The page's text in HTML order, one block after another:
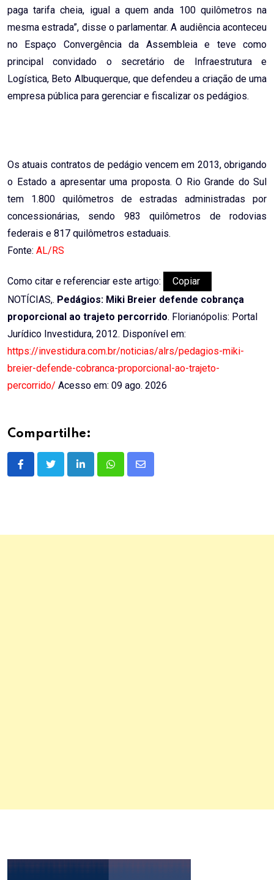
paga tarifa cheia, igual a quem anda 100 quilômetros na
mesma estrada”, disse o parlamentar. A audiência aconteceu
no Espaço Convergência da Assembleia e teve como
principal convidado o secretário de Infraestrutura e
Logística, Beto Albuquerque, que defendeu a criação de uma
empresa pública para gerenciar e fiscalizar os pedágios.
Os atuais contratos de pedágio vencem em 2013, obrigando
o Estado a apresentar uma proposta. O Rio Grande do Sul
tem 1.800 quilômetros de estradas administradas por
concessionárias, sendo 983 quilômetros de rodovias
federais e 817 quilômetros estaduais.
Fonte: AL/RS
Como citar e referenciar este artigo:
Copiar
NOTÍCIAS,. Pedágios: Miki Breier defende cobrança
proporcional ao trajeto percorrido. Florianópolis: Portal
Jurídico Investidura, 2012. Disponível em:
https://investidura.com.br/noticias/alrs/pedagios-miki-
breier-defende-cobranca-proporcional-ao-trajeto-
percorrido/ Acesso em: 09 ago. 2026
Compartilhe:
LinkedInWhatsappShare